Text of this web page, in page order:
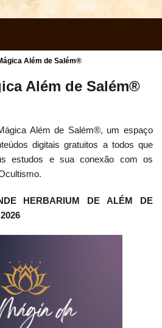
Além de Salém®
Além de Salém®
Além de Salém®, um espaço
digitais gratuitos a todos que
estudos e sua conexão com os
HERBARIUM DE ALÉM DE